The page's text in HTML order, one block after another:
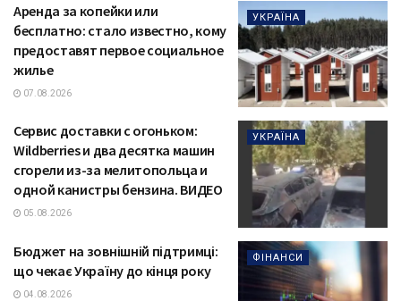
УКРАЇНА
Аренда за копейки или
бесплатно: стало известно, кому
предоставят первое социальное
жилье
07.08.2026
УКРАЇНА
Сервис доставки с огоньком:
Wildberries и два десятка машин
сгорели из-за мелитопольца и
одной канистры бензина. ВИДЕО
05.08.2026
ФІНАНСИ
Бюджет на зовнішній підтримці:
що чекає Україну до кінця року
04.08.2026